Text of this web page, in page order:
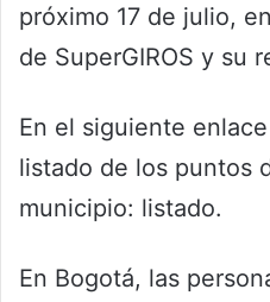
próximo 17 de julio,
de SuperGIROS y su
En el siguiente
listado de los puntos
municipio: listado.
En Bogotá, las